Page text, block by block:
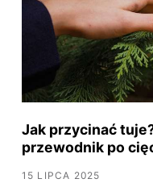
Jak przycinać
przewodnik po
15 LIPCA 2025